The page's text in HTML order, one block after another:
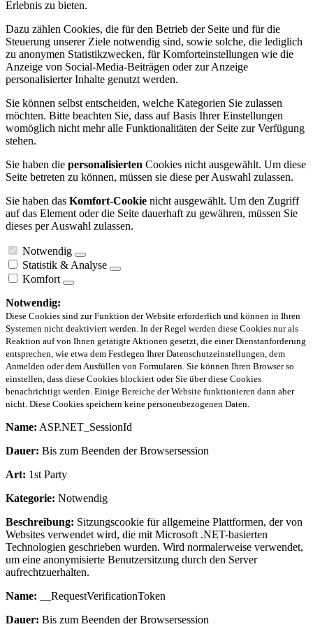
Erlebnis zu bieten.
Dazu zählen Cookies, die für den Betrieb der Seite und für die
Steuerung unserer Ziele notwendig sind, sowie solche, die lediglich
zu anonymen Statistikzwecken, für Komforteinstellungen wie die
Anzeige von Social-Media-Beiträgen oder zur Anzeige
personalisierter Inhalte genutzt werden.
Sie können selbst entscheiden, welche Kategorien Sie zulassen
möchten. Bitte beachten Sie, dass auf Basis Ihrer Einstellungen
womöglich nicht mehr alle Funktionalitäten der Seite zur Verfügung
stehen.
Sie haben die personalisierten Cookies nicht ausgewählt. Um diese
Seite betreten zu können, müssen sie diese per Auswahl zulassen.
Sie haben das Komfort-Cookie nicht ausgewählt. Um den Zugriff
auf das Element oder die Seite dauerhaft zu gewähren, müssen Sie
dieses per Auswahl zulassen.
Notwendig
Statistik & Analyse
Komfort
Notwendig:
Diese Cookies sind zur Funktion der Website erforderlich und können in Ihren
Systemen nicht deaktiviert werden. In der Regel werden diese Cookies nur als
Reaktion auf von Ihnen getätigte Aktionen gesetzt, die einer Dienstanforderung
entsprechen, wie etwa dem Festlegen Ihrer Datenschutzeinstellungen, dem
Anmelden oder dem Ausfüllen von Formularen. Sie können Ihren Browser so
einstellen, dass diese Cookies blockiert oder Sie über diese Cookies
benachrichtigt werden. Einige Bereiche der Website funktionieren dann aber
nicht. Diese Cookies speichern keine personenbezogenen Daten.
Name: ASP.NET_SessionId
Dauer: Bis zum Beenden der Browsersession
Art: 1st Party
Kategorie: Notwendig
Beschreibung: Sitzungscookie für allgemeine Plattformen, der von
Websites verwendet wird, die mit Microsoft .NET-basierten
Technologien geschrieben wurden. Wird normalerweise verwendet,
um eine anonymisierte Benutzersitzung durch den Server
aufrechtzuerhalten.
Name: __RequestVerificationToken
Dauer: Bis zum Beenden der Browsersession